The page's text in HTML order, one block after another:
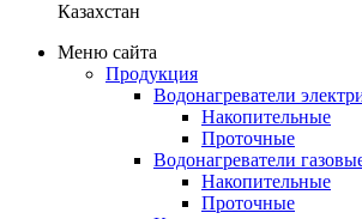
Казахстан
Меню сайта
Продукция
Водонагреватели
Накопительные
Проточные
Водонагреватели
Накопительные
Проточные